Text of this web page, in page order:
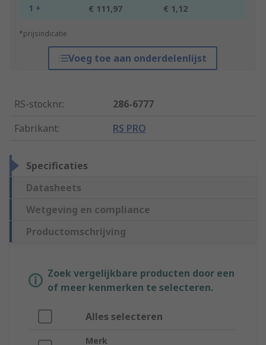
1 + € 111,97 € 1,12
*prijsindicatie
Voeg toe aan onderdelenlijst
RS-stocknr.:
286-6777
Fabrikant: RS PRO
Specificaties
Datasheets
Wetgeving en compliance
Productomschrijving
Zoek vergelijkbare producten door een
of meer kenmerken te selecteren.
Alles selecteren
Merk